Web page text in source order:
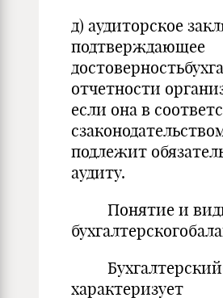
д) аудиторское
подтверждающее
отчетности
если она в
подлежит
аудиту.
Понятие и
характеризует